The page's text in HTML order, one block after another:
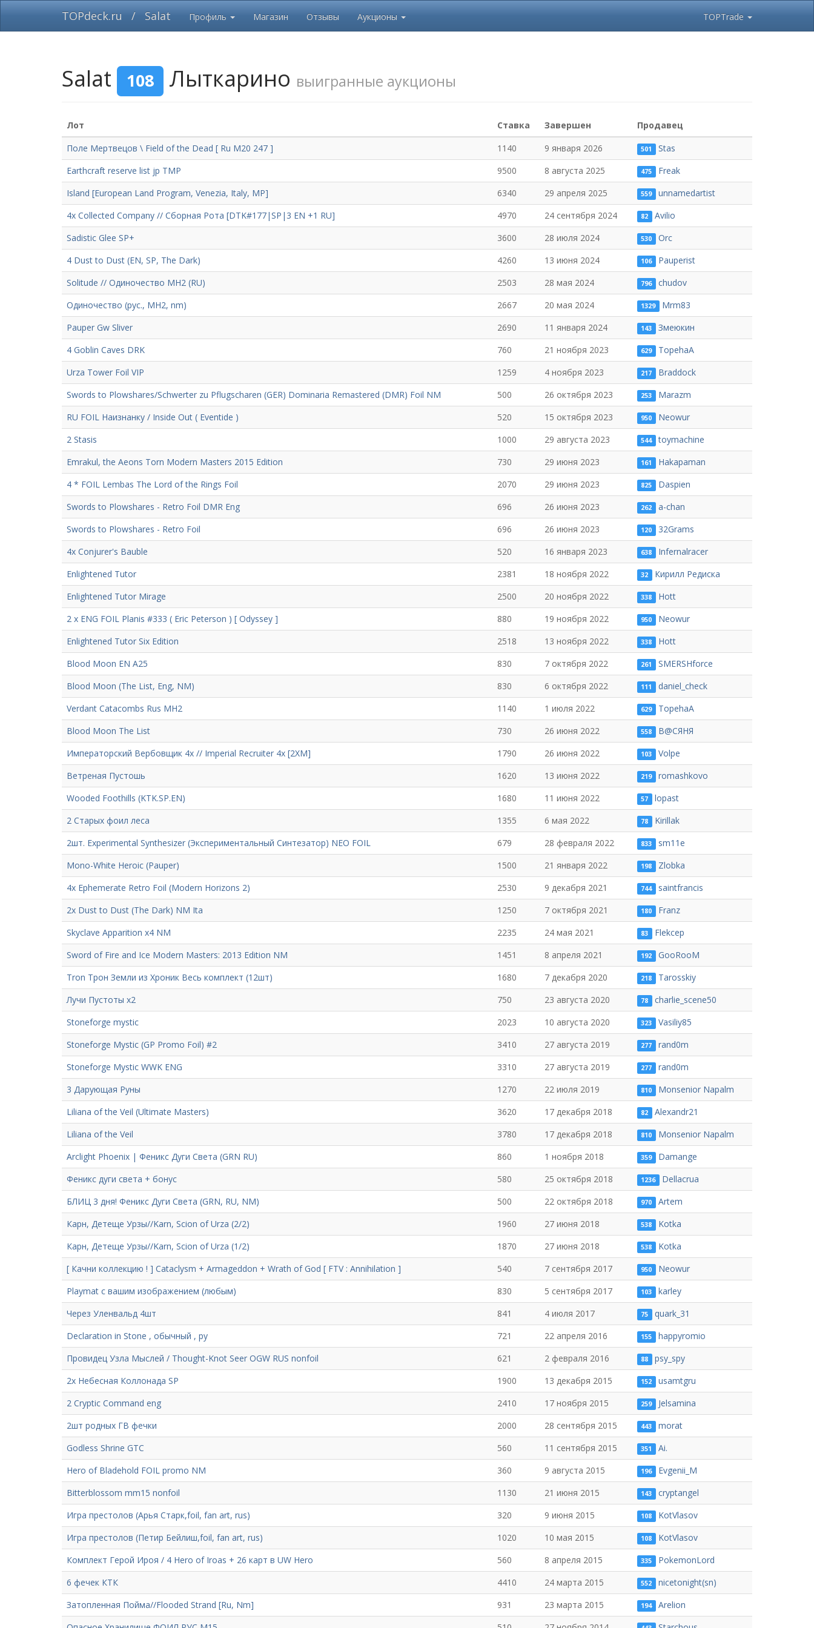
TOPdeck.ru / Salat Профиль Магазин Отзывы Аукционы TOPTrade
Salat 108 Лыткарино выигранные аукционы
Лот Ставка Завершен
Продавец
Поле Мертвецов \ Field of the Dead [ Ru M20 247 ]
1140 9 января 2026 501
Stas
Earthcraft reserve list jp TMP
9500 8 августа 2025 475
Freak
Island [European Land Program, Venezia, Italy, MP]
6340 29 апреля 2025 559
unnamedartist
4x Collected Company // Сборная Рота [DTK#177|SP|3 EN +1 RU]
4970 24 сентября 2024 82
Avilio
Sadistic Glee SP+
3600 28 июля 2024 530
Orc
4 Dust to Dust (EN, SP, The Dark)
4260 13 июня 2024 106
Pauperist
Solitude // Одиночество MH2 (RU)
2503 28 мая 2024 796
chudov
Одиночество (рус., MH2, nm)
2667 20 мая 2024 1329
Mrm83
Pauper Gw Sliver
2690 11 января 2024 143
Змеюкин
4 Goblin Caves DRK
760 21 ноября 2023 629
TopehaA
Urza Tower Foil VIP
1259 4 ноября 2023 217
Braddock
Swords to Plowshares/Schwerter zu Pflugscharen (GER) Dominaria Remastered (DMR) Foil NM
500 26 октября 2023 253
Marazm
RU FOIL Наизнанку / Inside Out ( Eventide )
520 15 октября 2023 950
Neowur
2 Stasis
1000 29 августа 2023 544
toymachine
Emrakul, the Aeons Torn Modern Masters 2015 Edition
730 29 июня 2023 161
Hakapaman
4 * FOIL Lembas The Lord of the Rings Foil
2070 29 июня 2023 825
Daspien
Swords to Plowshares - Retro Foil DMR Eng
696 26 июня 2023 262
a-chan
Swords to Plowshares - Retro Foil
696 26 июня 2023 120
32Grams
4x Conjurer's Bauble
520 16 января 2023 638
Infernalracer
Enlightened Tutor
2381 18 ноября 2022 32
Кирилл Редиска
Enlightened Tutor Mirage
2500 20 ноября 2022 338
Hott
2 x ENG FOIL Planis #333 ( Eric Peterson ) [ Odyssey ]
880 19 ноября 2022 950
Neowur
Enlightened Tutor Six Edition
2518 13 ноября 2022 338
Hott
Blood Moon EN A25
830 7 октября 2022 261
SMERSHforce
Blood Moon (The List, Eng, NM)
830 6 октября 2022 111
daniel_check
Verdant Catacombs Rus MH2
1140 1 июля 2022 629
TopehaA
Blood Moon The List
730 26 июня 2022 558
В@СЯНЯ
Императорский Вербовщик 4x // Imperial Recruiter 4x [2XM]
1790 26 июня 2022 103
Volpe
Ветреная Пустошь
1620 13 июня 2022 219
romashkovo
Wooded Foothills (KTK.SP.EN)
1680 11 июня 2022 57
lopast
2 Cтарых фоил леса
1355 6 мая 2022 78
Kirillak
2шт. Experimental Synthesizer (Экспериментальный Синтезатор) NEO FOIL
679 28 февраля 2022 833
sm11e
Mono-White Heroic (Pauper)
1500 21 января 2022 198
Zlobka
4x Ephemerate Retro Foil (Modern Horizons 2)
2530 9 декабря 2021 744
saintfrancis
2x Dust to Dust (The Dark) NM Ita
1250 7 октября 2021 180
Franz
Skyclave Apparition x4 NM
2235 24 мая 2021 83
Flekcep
Sword of Fire and Ice Modern Masters: 2013 Edition NM
1451 8 апреля 2021 192
GooRooM
Tron Трон Земли из Хроник Весь комплект (12шт)
1680 7 декабря 2020 218
Tarosskiy
Лучи Пустоты x2
750 23 августа 2020 78
charlie_scene50
Stoneforge mystic
2023 10 августа 2020 323
Vasiliy85
Stoneforge Mystic (GP Promo Foil) #2
3410 27 августа 2019 277
rand0m
Stoneforge Mystic WWK ENG
3310 27 августа 2019 277
rand0m
3 Дарующая Руны
1270 22 июля 2019 810
Monsenior Napalm
Liliana of the Veil (Ultimate Masters)
3620 17 декабря 2018 82
Alexandr21
Liliana of the Veil
3780 17 декабря 2018 810
Monsenior Napalm
Arclight Phoenix | Феникс Дуги Света (GRN RU)
860 1 ноября 2018 359
Damange
Феникс дуги света + бонус
580 25 октября 2018 1236
Dellacrua
БЛИЦ 3 дня! Феникс Дуги Света (GRN, RU, NM)
500 22 октября 2018 970
Artem
Карн, Детеще Урзы//Karn, Scion of Urza (2/2)
1960 27 июня 2018 538
Kotka
Карн, Детеще Урзы//Karn, Scion of Urza (1/2)
1870 27 июня 2018 538
Kotka
[ Качни коллекцию ! ] Cataclysm + Armageddon + Wrath of God [ FTV : Annihilation ]
540 7 сентября 2017 950
Neowur
Playmat с вашим изображением (любым)
830 5 сентября 2017 103
karley
Через Уленвальд 4шт
841 4 июля 2017 75
quark_31
Declaration in Stone , обычный , ру
721 22 апреля 2016 155
happyromio
Провидец Узла Мыслей / Thought-Knot Seer OGW RUS nonfoil
621 2 февраля 2016 88
psy_spy
2х Небесная Коллонада SP
1900 13 декабря 2015 152
usamtgru
2 Cryptic Command eng
2410 17 ноября 2015 259
Jelsamina
2шт родных ГВ фечки
2000 28 сентября 2015 443
morat
Godless Shrine GTC
560 11 сентября 2015 351
Ai.
Hero of Bladehold FOIL promo NM
360 9 августа 2015 196
Evgenii_M
Bitterblossom mm15 nonfoil
1130 21 июня 2015 143
cryptangel
Игра престолов (Арья Старк,foil, fan art, rus)
320 9 июня 2015 108
KotVlasov
Игра престолов (Петир Бейлиш,foil, fan art, rus)
1020 10 мая 2015 108
KotVlasov
Комплект Герой Ироя / 4 Hero of Iroas + 26 карт в UW Hero
560 8 апреля 2015 335
PokemonLord
6 фечек КТК
4410 24 марта 2015 552
nicetonight(sn)
Затопленная Пойма//Flooded Strand [Ru, Nm]
931 23 марта 2015 194
Arelion